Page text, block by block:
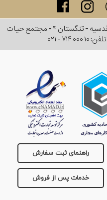
آدرس: تهران - خ پاسداران - رو به روی اقدسیه - تنگستان ۴ - مجتمع حیات
تلفن:۰۲۱ - ۷۱۴ ۰۰۰ ۱۰
راهنمای ثبت سفارش
خدمات پس از فروش